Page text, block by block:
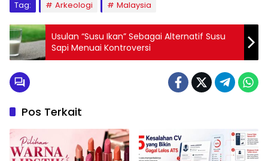
Tag: Arkeologi Malaysia
Usulan “Susu Ikan” Sebagai Alternatif Susu
Sapi Menuai Kontroversi
Pos Terkait